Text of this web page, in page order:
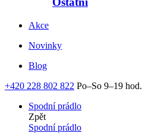
Akce
Novinky
Blog
+420 228 802 822 Po–So 9–19 hod.
Spodní prádlo
Zpět
Spodní prádlo